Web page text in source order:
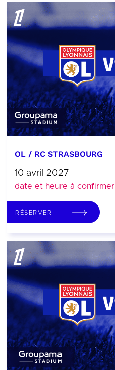
OL / RC STRASBOURG
10 avril 2027
date et heure à confirmer
RÉSERVER